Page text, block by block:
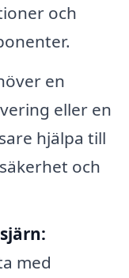
och
en
eller en
hjälpa till
och
med